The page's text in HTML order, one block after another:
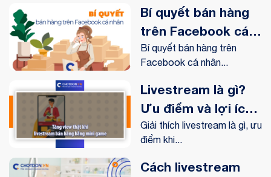
trường
Bí quyết bán hàng
trên Facebook cá
nhân hiệu quả
Bí quyết bán hàng trên
Facebook cá nhân...
Livestream là gì?
Ưu điểm và lợi ích
livestream mang lại
như thế nào?
Giải thích livestream là gì, ưu
điểm khi...
Cách livestream